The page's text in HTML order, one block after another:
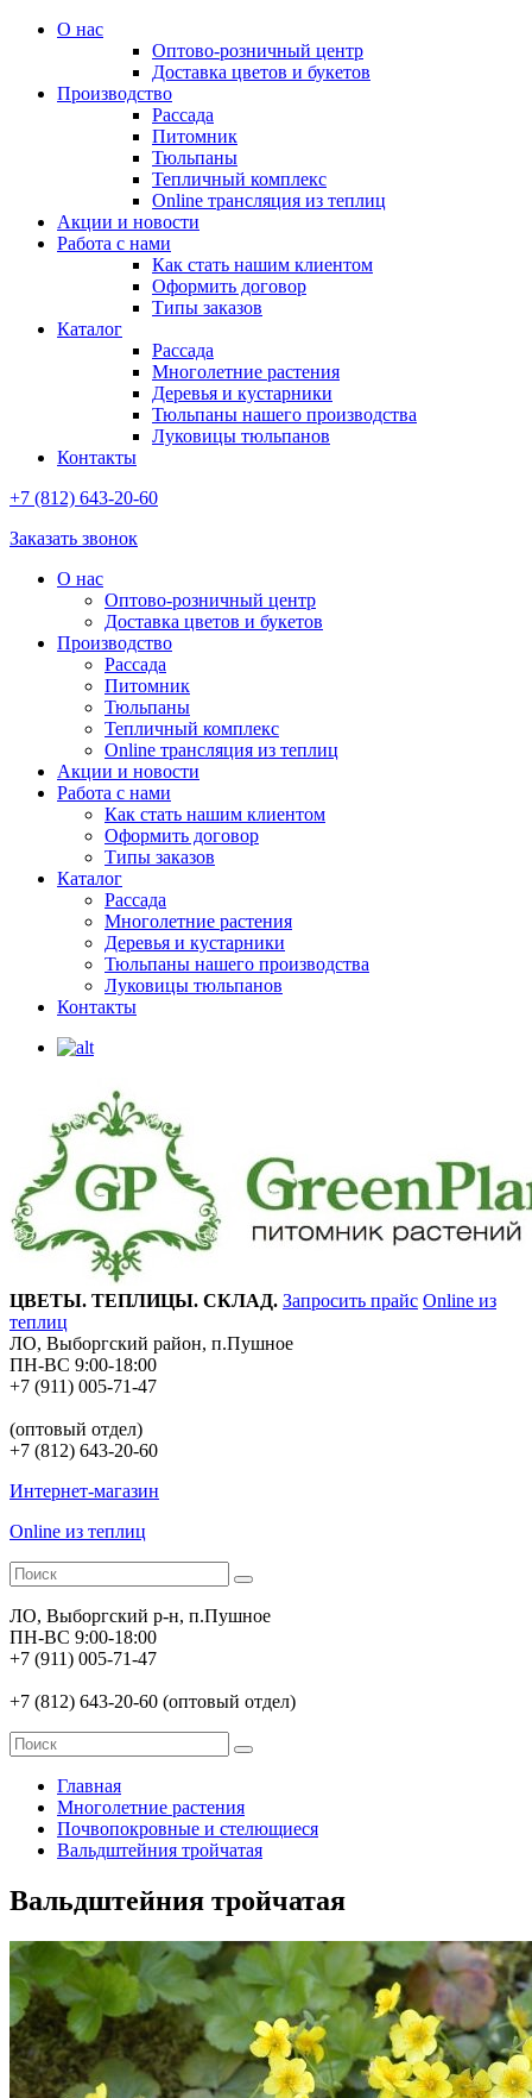
О нас
Оптово-розничный центр
Доставка цветов и букетов
Производство
Рассада
Питомник
Тюльпаны
Тепличный комплекс
Online трансляция из теплиц
Акции и новости
Работа с нами
Как стать нашим клиентом
Оформить договор
Типы заказов
Каталог
Рассада
Многолетние растения
Деревья и кустарники
Тюльпаны нашего производства
Луковицы тюльпанов
Контакты
+7 (812) 643-20-60
Заказать звонок
О нас
Оптово-розничный центр
Доставка цветов и букетов
Производство
Рассада
Питомник
Тюльпаны
Тепличный комплекс
Online трансляция из теплиц
Акции и новости
Работа с нами
Как стать нашим клиентом
Оформить договор
Типы заказов
Каталог
Рассада
Многолетние растения
Деревья и кустарники
Тюльпаны нашего производства
Луковицы тюльпанов
Контакты
ЦВЕТЫ. ТЕПЛИЦЫ. СКЛАД. Запросить прайс Online из
теплиц
ЛО, Выборгский район, п.Пушное
ПН-ВС 9:00-18:00
+7 (911) 005-71-47
(оптовый отдел)
+7 (812) 643-20-60
Интернет-магазин
Online из теплиц
ЛО, Выборгский р-н, п.Пушное
ПН-ВС 9:00-18:00
+7 (911) 005-71-47
+7 (812) 643-20-60 (оптовый отдел)
Главная
Многолетние растения
Почвопокровные и стелющиеся
Вальдштейния тройчатая
Вальдштейния тройчатая